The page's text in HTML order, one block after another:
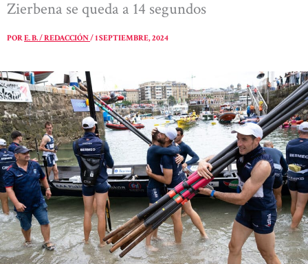
Zierbena se queda a 14 segundos
PORE. B. / REDACCIÓN/1 SEPTIEMBRE, 2024